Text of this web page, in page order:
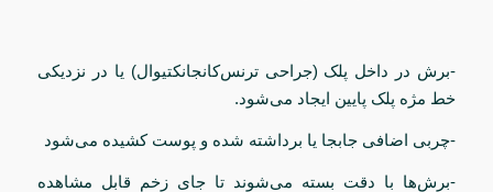
-برش در داخل پلک (جراحی ترنس‌کانجانکتیوال) یا در نزدیکی
خط مژه پلک پایین ایجاد می‌شود.
-چربی اضافی جابجا یا برداشته شده و پوست کشیده می‌شود
-برش‌ها با دقت بسته می‌شوند تا جای زخم قابل مشاهده